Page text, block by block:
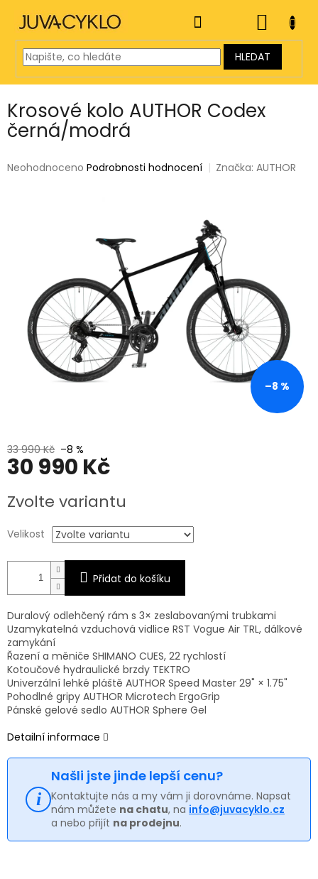
obsah
HLEDAT
KOŠÍK
Krosové kolo AUTHOR Codex
černá/modrá
Průměrné
Neohodnoceno Podrobnosti hodnocení Značka:AUTHOR
–8 %
33 990 Kč –8 %
30 990 Kč
cena:
Zvolte variantu
Velikost
Přidat do košíku
Duralový odlehčený rám s 3× zeslabovanými trubkami
Uzamykatelná vzduchová vidlice RST Vogue Air TRL, dálkové
zamykání
Řazení a měniče SHIMANO CUES, 22 rychlostí
Kotoučové hydraulické brzdy TEKTRO
Univerzální lehké pláště AUTHOR Speed Master 29" × 1.75"
Pohodlné gripy AUTHOR Microtech ErgoGrip
Pánské gelové sedlo AUTHOR Sphere Gel
Detailní informace
Našli jste jinde lepší cenu?
Kontaktujte nás a my vám ji dorovnáme. Napsat
nám můžete na chatu, na info@juvacyklo.cz
a nebo přijít na prodejnu.